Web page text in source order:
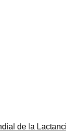
de la